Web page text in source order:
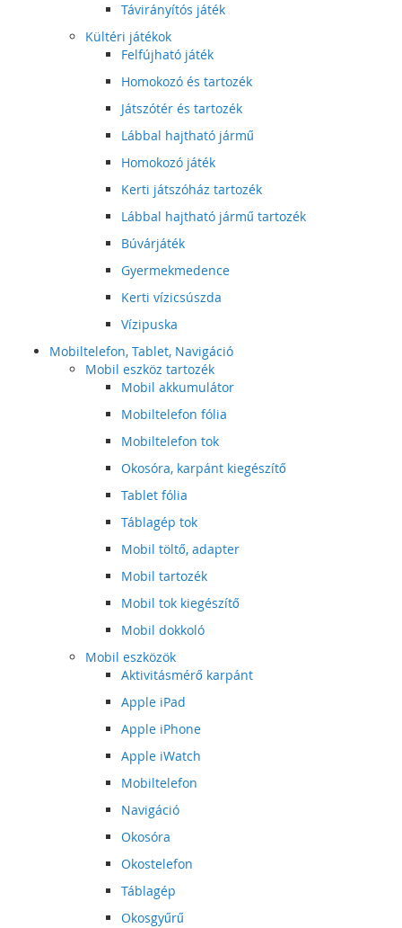
Távirányítós játék
Kültéri játékok
Felfújható játék
Homokozó és tartozék
Játszótér és tartozék
Lábbal hajtható jármű
Homokozó játék
Kerti játszóház tartozék
Lábbal hajtható jármű tartozék
Búvárjáték
Gyermekmedence
Kerti vízicsúszda
Vízipuska
Mobiltelefon, Tablet, Navigáció
Mobil eszköz tartozék
Mobil akkumulátor
Mobiltelefon fólia
Mobiltelefon tok
Okosóra, karpánt kiegészítő
Tablet fólia
Táblagép tok
Mobil töltő, adapter
Mobil tartozék
Mobil tok kiegészítő
Mobil dokkoló
Mobil eszközök
Aktivitásmérő karpánt
Apple iPad
Apple iPhone
Apple iWatch
Mobiltelefon
Navigáció
Okosóra
Okostelefon
Táblagép
Okosgyűrű